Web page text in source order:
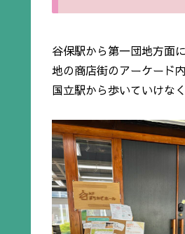
谷保駅から第一団地方面
地の商店街のアーケード内
国立駅から歩いていけな